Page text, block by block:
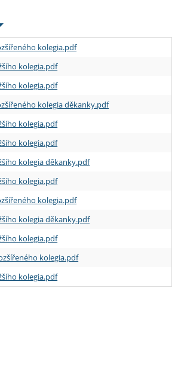
kolegia.pdf
kolegia.pdf
kolegia.pdf
kolegia děkanky.pdf
kolegia.pdf
kolegia.pdf
kolegia děkanky.pdf
kolegia.pdf
kolegia.pdf
kolegia děkanky.pdf
kolegia.pdf
kolegia.pdf
kolegia.pdf